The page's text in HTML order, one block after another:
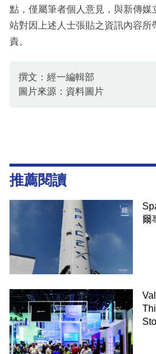
點，僅屬筆者個人意見，與新傳媒
站對因上述人士張貼之資訊內容所
責。
撰文：經一編輯部
圖片來源：資料圖片
推薦閱讀
爾